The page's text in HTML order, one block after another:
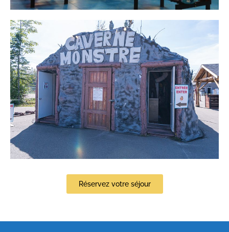
Réservez votre séjour